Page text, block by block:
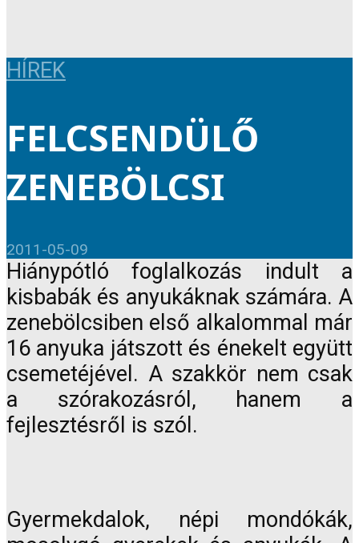
HÍREK
FELCSENDÜLŐ
ZENEBÖLCSI
2011-05-09
Hiánypótló foglalkozás indult a
kisbabák és anyukáknak számára. A
zenebölcsiben első alkalommal már
16 anyuka játszott és énekelt együtt
csemetéjével. A szakkör nem csak
a szórakozásról, hanem a
fejlesztésről is szól.
Gyermekdalok, népi mondókák,